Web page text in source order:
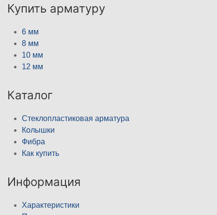
Купить арматуру
6 мм
8 мм
10 мм
12 мм
Каталог
Стеклопластиковая арматура
Колышки
Фибра
Как купить
Информация
Характеристики